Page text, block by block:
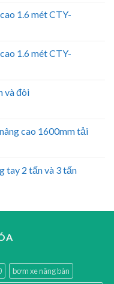
1.6 mét CTY-
1.6 mét CTY-
và đôi
cao 1600mm tải
tay 2 tấn và 3 tấn
bơm xe nâng bàn